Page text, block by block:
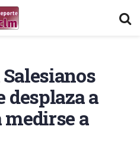
desplaza a
a